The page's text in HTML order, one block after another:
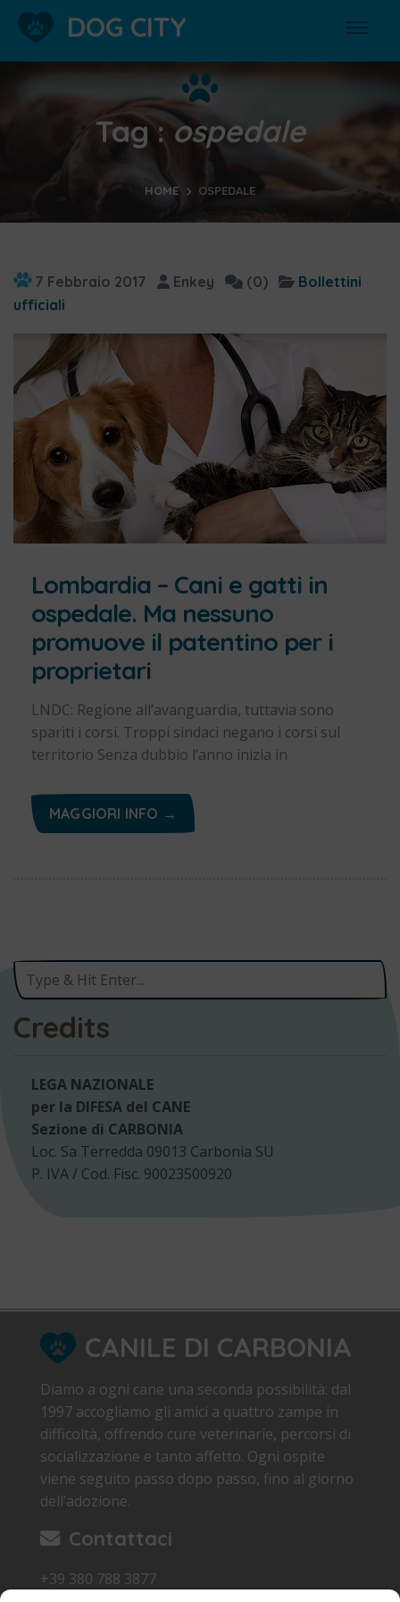
DOG CITY
Tag :ospedale
HOME OSPEDALE
7 Febbraio 2017 Enkey (0)
Bollettini
ufficiali
Lombardia – Cani e gatti in
ospedale. Ma nessuno
promuove il patentino per i
proprietari
LNDC: Regione all’avanguardia, tuttavia sono
spariti i corsi. Troppi sindaci negano i corsi sul
territorio Senza dubbio l’anno inizia in
MAGGIORI INFO →
Credits
LEGA NAZIONALE
per la DIFESA del CANE
Sezione di CARBONIA
Loc. Sa Terredda 09013 Carbonia SU
P. IVA / Cod. Fisc. 90023500920
CANILE DI CARBONIA
Diamo a ogni cane una seconda possibilità: dal
1997 accogliamo gli amici a quattro zampe in
difficoltà, offrendo cure veterinarie, percorsi di
socializzazione e tanto affetto. Ogni ospite
viene seguito passo dopo passo, fino al giorno
dell’adozione.
Contattaci
+39 380 788 3877